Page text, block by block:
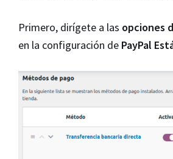
Primero, dirígete a las opciones
en la configuración de PayPal